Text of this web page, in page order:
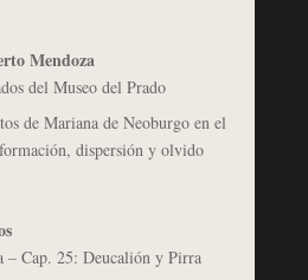
Mendoza
del Museo del Prado
de Mariana de Neoburgo en el
dispersión y olvido
Cap. 25: Deucalión y Pirra